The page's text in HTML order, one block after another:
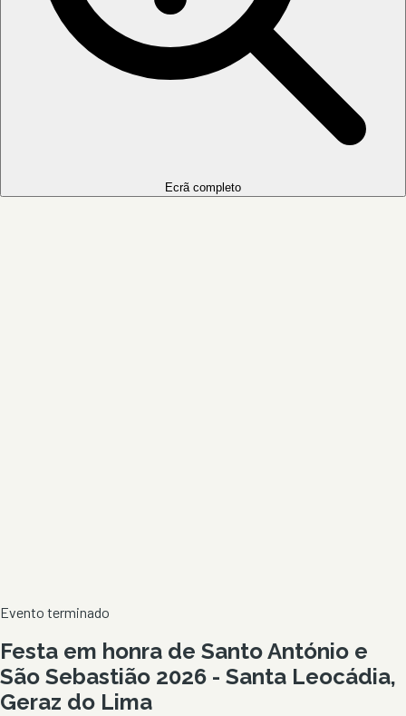
Ecrã completo
Evento terminado
Festa em honra de Santo António e
São Sebastião 2026 - Santa Leocádia,
Geraz do Lima